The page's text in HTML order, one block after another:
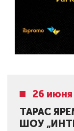
26
ТАРАС
ШОУ